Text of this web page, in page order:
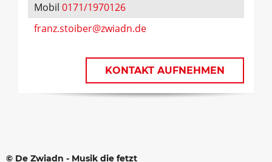
Mobil 0171/1970126
franz.stoiber@zwiadn.de
KONTAKT AUFNEHMEN
© De Zwiadn - Musik die fetzt